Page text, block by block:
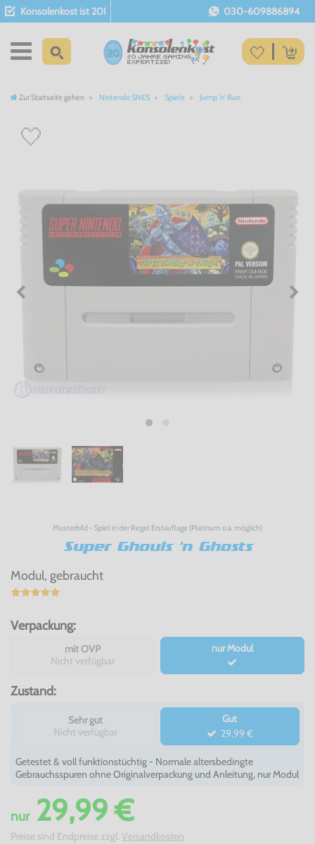
Konsolenkost ist 20! 030-609886894
Zur Startseite gehen Nintendo SNES Spiele Jump 'n' Run
Musterbild - Spiel in der Regel Erstauflage (Platinum o.ä. möglich)
Super Ghouls 'n Ghosts
Modul, gebraucht
Verpackung:
mit OVP
Nicht verfügbar
nur Modul
Zustand:
Sehr gut
Nicht verfügbar
Gut
29,99 €
Getestet & voll funktionstüchtig - Normale altersbedingte
Gebrauchsspuren ohne Originalverpackung und Anleitung, nur Modul
nur29,99 €
Preise sind Endpreise zzgl. Versandkosten